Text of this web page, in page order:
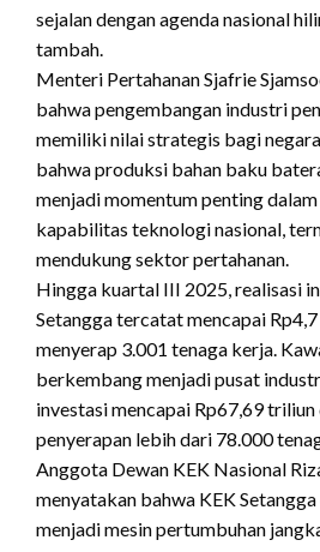
sejalan dengan agenda nasional
tambah.
Menteri Pertahanan Sjafrie
bahwa pengembangan industri
memiliki nilai strategis bagi
bahwa produksi bahan baku
menjadi momentum penting
kapabilitas teknologi nasional,
mendukung sektor pertahanan.
Hingga kuartal III 2025, realisasi
Setangga tercatat mencapai
menyerap 3.001 tenaga kerja.
berkembang menjadi pusat
investasi mencapai Rp67,69
penyerapan lebih dari 78.000
Anggota Dewan KEK Nasional
menyatakan bahwa KEK
menjadi mesin pertumbuhan